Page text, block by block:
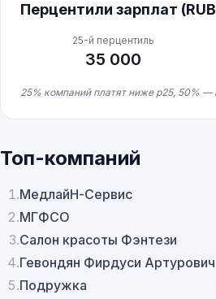
Перцентили зарплат
25-й перцентиль
35 000
25% компаний платят ниже p25, 50%
Топ-компаний
1.МедлайН-Сервис
2.МГФСО
3.Салон красоты Фэнтези
4.Гевондян Фирдуси Артурович
5.Подружка